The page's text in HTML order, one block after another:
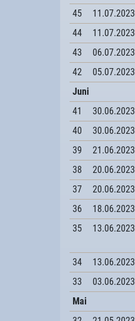
45
11.07.2023
44
11.07.2023
43
06.07.2023
42
05.07.2023
Juni
41
30.06.2023
40
30.06.2023
39
21.06.2023
38
20.06.2023
37
20.06.2023
36
18.06.2023
35
13.06.2023
34 13.06.2023
33
03.06.2023
Mai